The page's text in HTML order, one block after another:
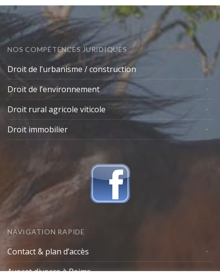
NOS COMPÉTENCES JURIDIQUES
Droit de l’urbanisme / construction
Droit de l’environnement
Droit rural agricole viticole
Droit immobilier
NAVIGATION RAPIDE
Contact & plan d’accès
Avocat divorce à Reims